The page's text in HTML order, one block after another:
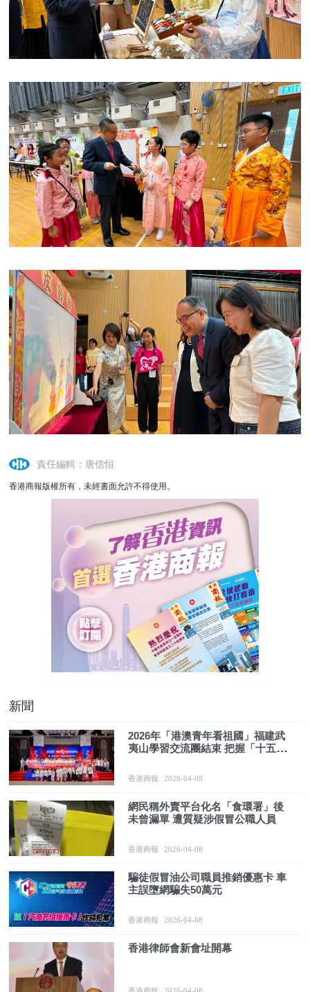
責任編輯：唐信恒
香港商報版權所有，未經書面允許不得使用。
新聞
2026年「港澳青年看祖國」福建武
夷山學習交流團結束 把握「十五
香港商報 2026-04-08
網民稱外賣平台化名「食環署」後
未曾漏單 遭質疑涉假冒公職人員
香港商報 2026-04-08
騙徒假冒油公司職員推銷優惠卡 車
主誤墮網騙失50萬元
香港商報 2026-04-08
香港律師會新會址開幕